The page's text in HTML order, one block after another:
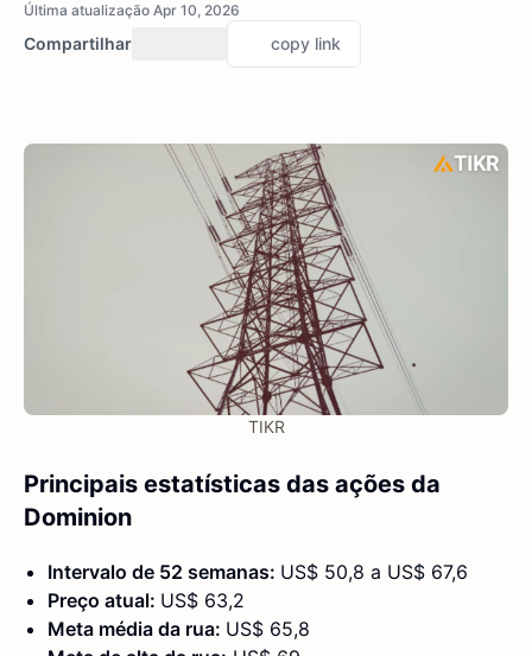
Última atualização Apr 10, 2026
Compartilhar copy link
TIKR
Principais estatísticas das ações da
Dominion
Intervalo de 52 semanas: US$ 50,8 a US$ 67,6
Preço atual: US$ 63,2
Meta média da rua: US$ 65,8